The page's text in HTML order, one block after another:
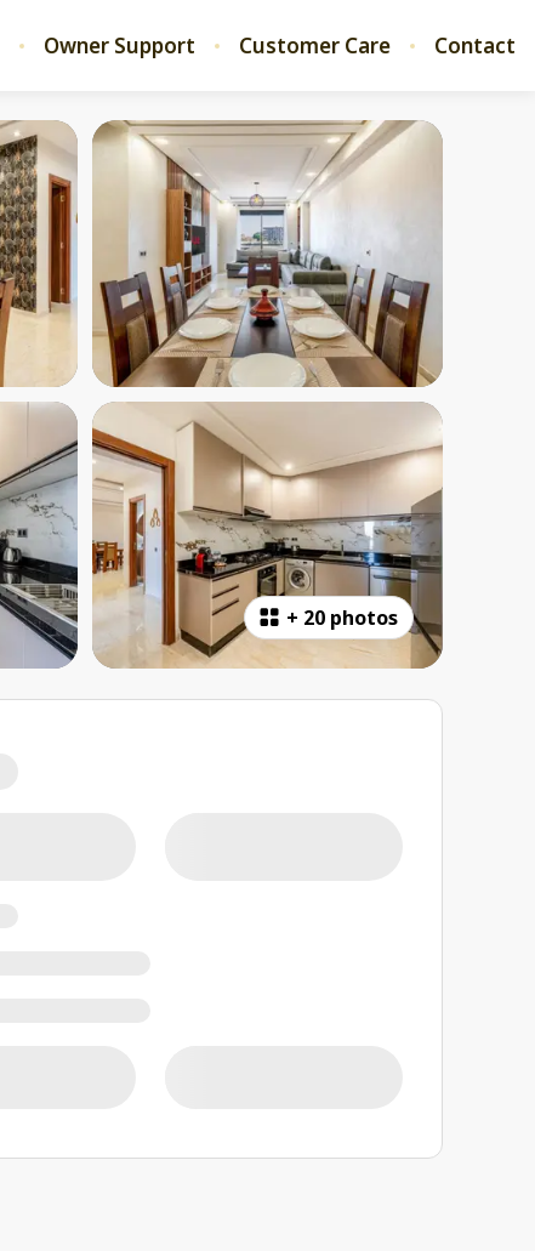
Owner Support Customer Care Contact
+ 20 photos